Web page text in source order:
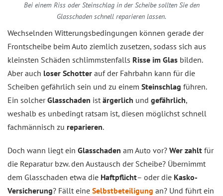
Bei einem Riss oder Steinschlag in der Scheibe sollten Sie den
Glasschaden schnell reparieren lassen.
Wechselnden Witterungsbedingungen können gerade der
Frontscheibe beim Auto ziemlich zusetzen, sodass sich aus
kleinsten Schäden schlimmstenfalls Risse im Glas bilden.
Aber auch loser Schotter auf der Fahrbahn kann für die
Scheiben gefährlich sein und zu einem Steinschlag führen.
Ein solcherGlasschaden ist ärgerlich und gefährlich,
weshalb es unbedingt ratsam ist, diesen möglichst schnell
fachmännisch zu reparieren.
Doch wann liegt ein Glasschaden am Auto vor? Wer zahlt für
die Reparatur bzw. den Austausch der Scheibe? Übernimmt
dem Glasschaden etwa die Haftpflicht– oder die Kasko-
Versicherung? Fällt eine Selbstbeteiligung an? Und führt ein